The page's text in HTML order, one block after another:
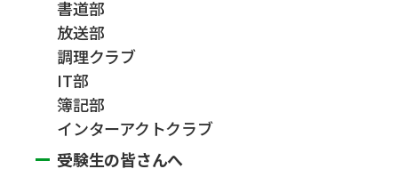
書道部
放送部
調理クラブ
IT部
簿記部
インターアクトクラブ
受験生の皆さんへ